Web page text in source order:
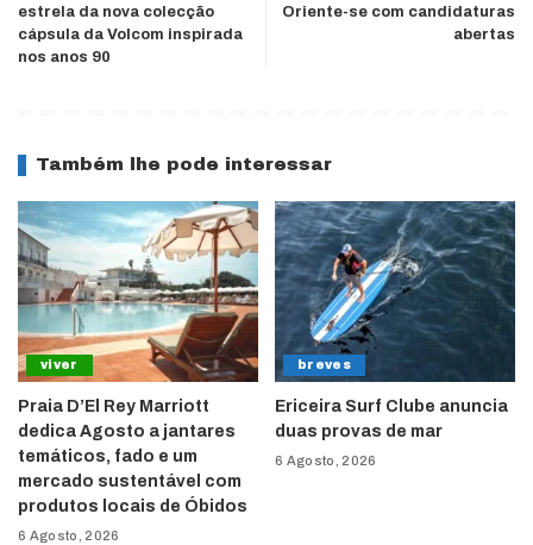
estrela da nova colecção
cápsula da Volcom inspirada
nos anos 90
Oriente-se com candidaturas
abertas
Também lhe pode interessar
viver
Praia D’El Rey Marriott
dedica Agosto a jantares
temáticos, fado e um
mercado sustentável com
produtos locais de Óbidos
6 Agosto, 2026
breves
Ericeira Surf Clube anuncia
duas provas de mar
6 Agosto, 2026